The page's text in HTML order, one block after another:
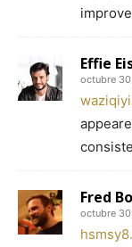
Effie
octubre
Fred
octubre